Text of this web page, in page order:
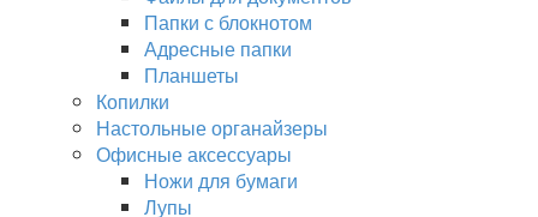
Папки с блокнотом
Адресные папки
Планшеты
Копилки
Настольные органайзеры
Офисные аксессуары
Ножи для бумаги
Лупы